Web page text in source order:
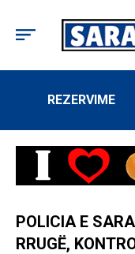
REZERVIME
POLICIA E
RRUGË,